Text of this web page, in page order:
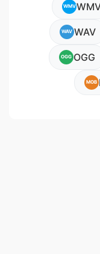
WMV
WAV WAV
OGG OGG
MOB